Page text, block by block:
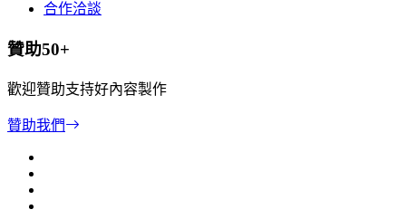
合作洽談
贊助50+
歡迎贊助支持好內容製作
贊助我們